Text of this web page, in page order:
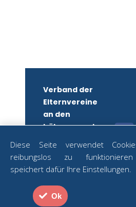
Verband der
Elternvereine
an den
höheren und
582879250
Diese Seite verwendet
reibungslos zu
speichert dafür Ihre Einstellungen.
Ok